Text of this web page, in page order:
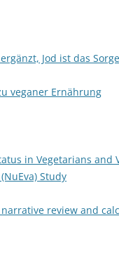
Jod ist das
veganer Ernährung
in Vegetarians and
Study
review and